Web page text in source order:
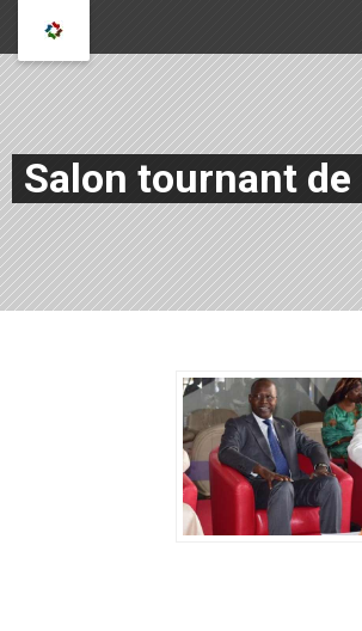
Salon tournant de